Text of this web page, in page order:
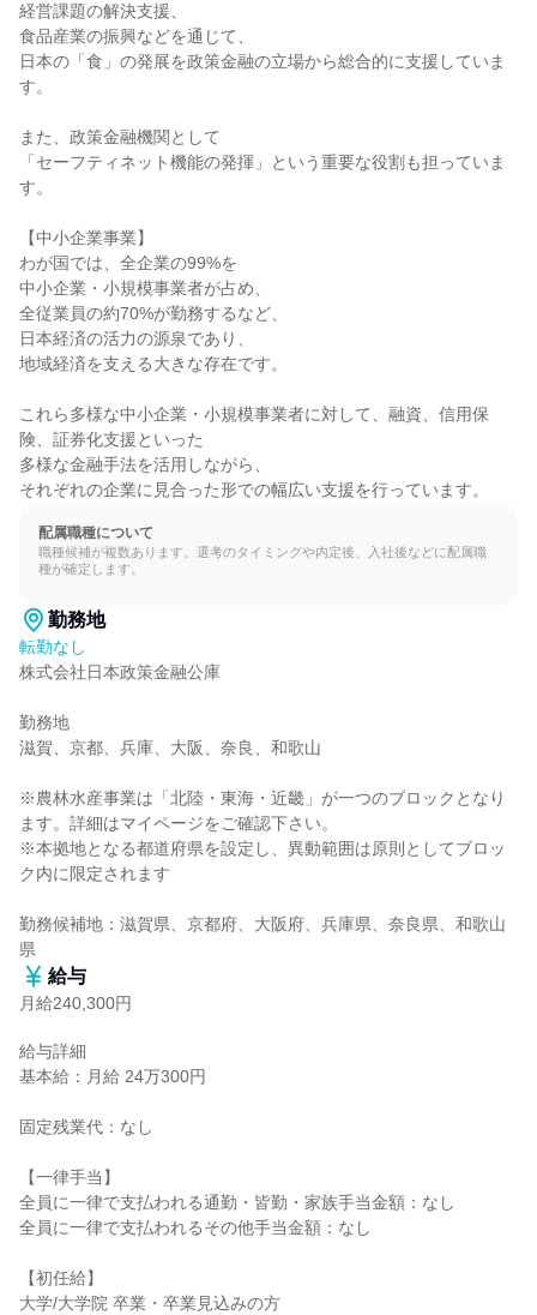
経営課題の解決支援、
食品産業の振興などを通じて、
日本の「食」の発展を政策金融の立場から総合的に支援していま
す。
また、政策金融機関として
「セーフティネット機能の発揮」という重要な役割も担っていま
す。
【中小企業事業】
わが国では、全企業の99%を
中小企業・小規模事業者が占め、
全従業員の約70%が勤務するなど、
日本経済の活力の源泉であり、
地域経済を支える大きな存在です。
これら多様な中小企業・小規模事業者に対して、融資、信用保
険、証券化支援といった
多様な金融手法を活用しながら、
それぞれの企業に見合った形での幅広い支援を行っています。
配属職種について
職種候補が複数あります。選考のタイミングや内定後、入社後などに配属職
種が確定します。
勤務地
転勤なし
株式会社日本政策金融公庫
勤務地
滋賀、京都、兵庫、大阪、奈良、和歌山
※農林水産事業は「北陸・東海・近畿」が一つのブロックとなり
ます。詳細はマイページをご確認下さい。
※本拠地となる都道府県を設定し、異動範囲は原則としてブロッ
ク内に限定されます
勤務候補地：滋賀県、京都府、大阪府、兵庫県、奈良県、和歌山
県
給与
月給240,300円
給与詳細
基本給：月給 24万300円
固定残業代：なし
【一律手当】
全員に一律で支払われる通勤・皆勤・家族手当金額：なし
全員に一律で支払われるその他手当金額：なし
【初任給】
大学/大学院 卒業・卒業見込みの方